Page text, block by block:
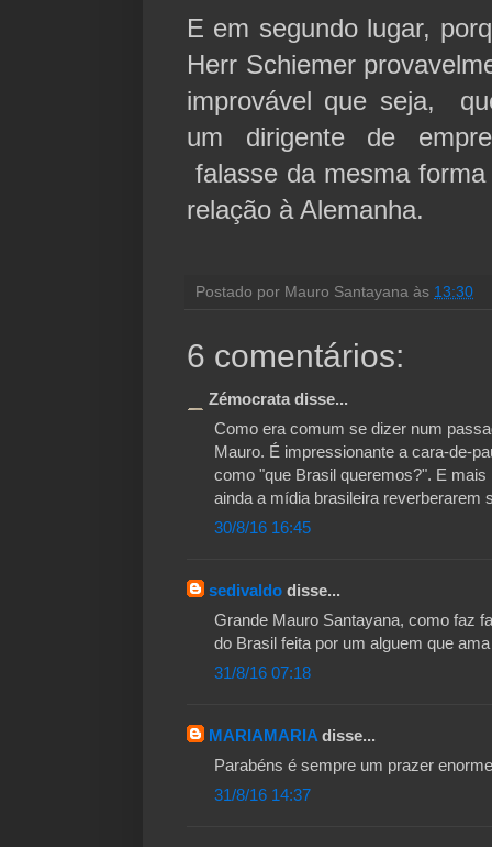
E em segundo lugar,
Herr Schiemer
improvável que seja,
um dirigente de
falasse da mesma
relação à Alemanha.
Postado por Mauro Santayana às 13:30
6 comentários:
Zémocrata disse...
Como era comum se dizer num
Mauro. É impressionante a cara-de-
como "que Brasil queremos?". E mais
ainda a mídia brasileira reverberarem
30/8/16 16:45
sedivaldo disse...
Grande Mauro Santayana, como faz
do Brasil feita por um alguem que
31/8/16 07:18
MARIAMARIAdisse...
Parabéns é sempre um prazer
31/8/16 14:37